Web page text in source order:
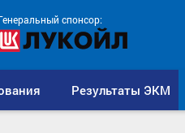
спонсор:
Результаты ЭКМ